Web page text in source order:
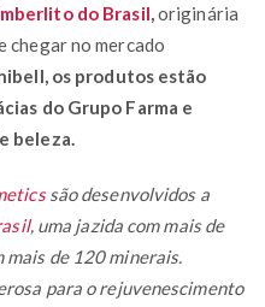
do Brasil originária
chegar no mercado
os produtos estão
do Grupo Farma e
beleza.
são desenvolvidos a
, uma jazida com mais de
mais de 120 minerais.
para o rejuvenescimento